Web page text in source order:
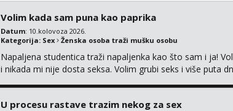
Volim kada sam puna kao paprika
Datum: 10.kolovoza 2026.
Kategorija: Sex Ženska osoba traži mušku osobu
Napaljena studentica traži napaljenka kao što sam i ja!
i nikada mi nije dosta seksa. Volim grubi seks i više puta
U procesu rastave trazim nekog za sex